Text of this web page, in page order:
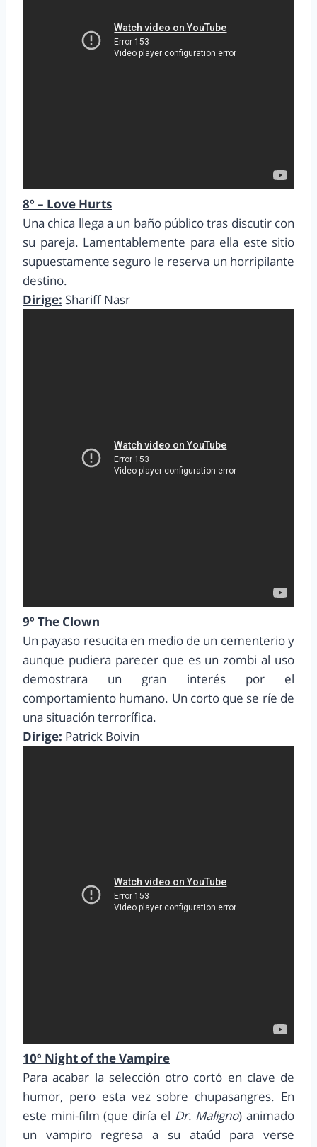
8º – Love Hurts
Una chica llega a un baño público tras discutir con
su pareja. Lamentablemente para ella este sitio
supuestamente seguro le reserva un horripilante
destino.
Dirige: Shariff Nasr
9º The Clown
Un payaso resucita en medio de un cementerio y
aunque pudiera parecer que es un zombi al uso
demostrara un gran interés por el
comportamiento humano. Un corto que se ríe de
una situación terrorífica.
Dirige: Patrick Boivin
10º Night of the Vampire
Para acabar la selección otro cortó en clave de
humor, pero esta vez sobre chupasangres. En
este mini-film (que diría el Dr. Maligno) animado
un vampiro regresa a su ataúd para verse